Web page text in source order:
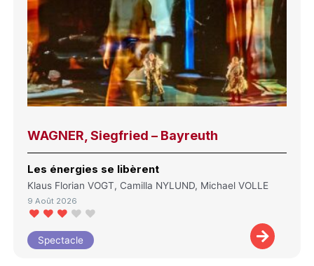
WAGNER, Siegfried – Bayreuth
Les énergies se libèrent
Klaus Florian VOGT, Camilla NYLUND, Michael VOLLE
9 Août 2026
Spectacle